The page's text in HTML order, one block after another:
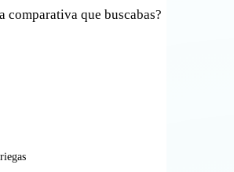
comparativa que buscabas?